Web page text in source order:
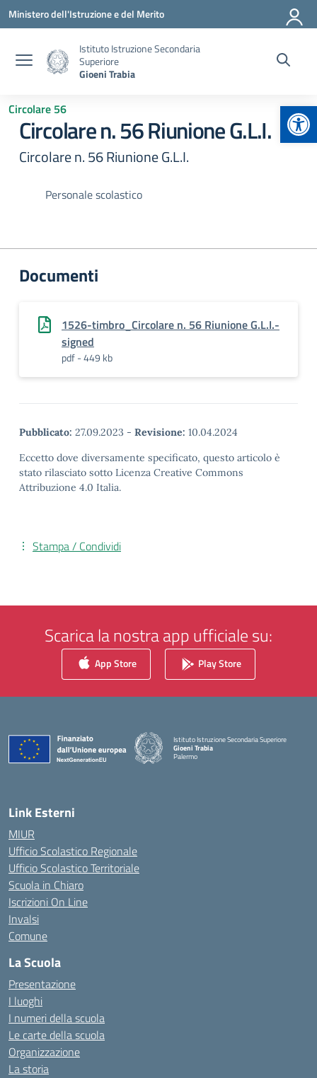
Vai ai contenuti
Vai al menu di navigazione
Vai al footer
Ministero dell'Istruzione e del Merito
Istituto Istruzione Secondaria
Superiore
Gioeni Trabia
Circolare 56
Circolare n. 56 Riunione G.L.I.
Circolare n. 56 Riunione G.L.I.
Personale scolastico
Documenti
1526-timbro_Circolare n. 56 Riunione G.L.I.-
signed
pdf - 449 kb
Pubblicato: 27.09.2023 - Revisione: 10.04.2024
Eccetto dove diversamente specificato, questo articolo è
stato rilasciato sotto Licenza Creative Commons
Attribuzione 4.0 Italia.
Stampa / Condividi
Scarica la nostra app ufficiale su:
App Store Play Store
Istituto Istruzione Secondaria Superiore
Gioeni Trabia
Palermo
Link Esterni
MIUR
Ufficio Scolastico Regionale
Ufficio Scolastico Territoriale
Scuola in Chiaro
Iscrizioni On Line
Invalsi
Comune
La Scuola
Presentazione
I luoghi
I numeri della scuola
Le carte della scuola
Organizzazione
La storia